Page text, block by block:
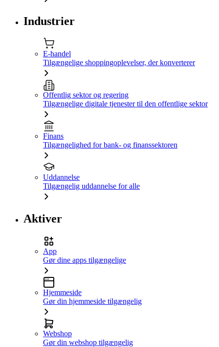
Industrier
E-handel
Tilgængelige shoppingoplevelser, der konverterer
Offentlig sektor og regering
Tilgængelige digitale tjenester til den offentlige sektor
Finans
Tilgængelighed for bank- og finanssektoren
Uddannelse
Tilgængelig uddannelse for alle
Aktiver
App
Gør dine apps tilgængelige
Hjemmeside
Gør din hjemmeside tilgængelig
Webshop
Gør din webshop tilgængelig